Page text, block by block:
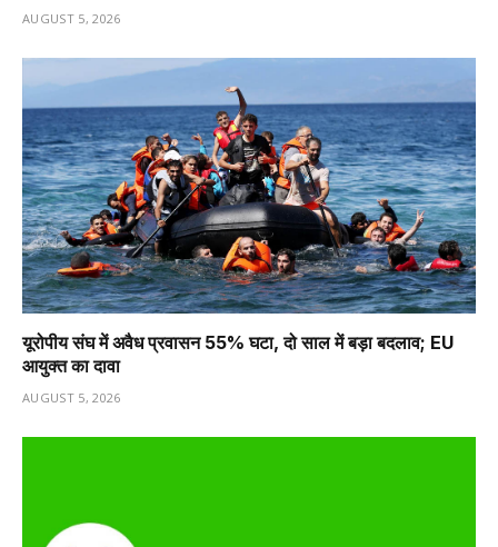
AUGUST 5, 2026
यूरोपीय संघ में अवैध प्रवासन 55% घटा, दो साल में बड़ा बदलाव; EU
आयुक्त का दावा
AUGUST 5, 2026